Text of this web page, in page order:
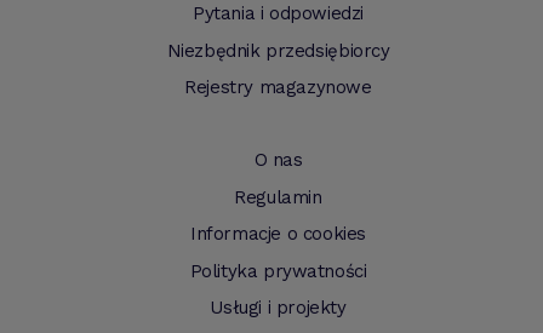
Pytania i odpowiedzi
Niezbędnik przedsiębiorcy
Rejestry magazynowe
O nas
Regulamin
Informacje o cookies
Polityka prywatności
Usługi i projekty